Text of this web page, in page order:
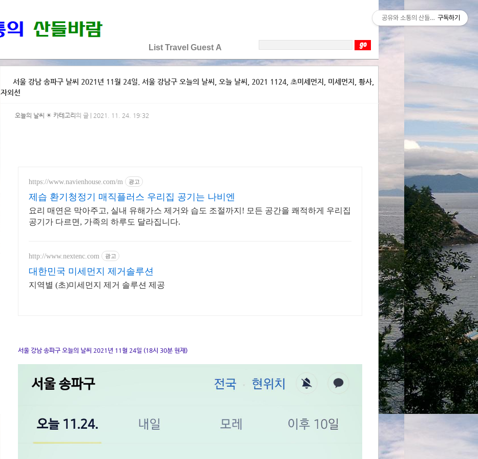
List Travel Guest A
서울 강남 송파구 날씨 2021년 11월 24일. 서울 강남구 오늘의 날씨, 오늘 날씨, 2021 1124, 초미세먼지, 미세먼지, 황사,
자외선
오늘의 날씨 ☀ 카테고리 의 글 | 2021. 11. 24. 19:32
https://www.navienhouse.com/m 광고
제습 환기청정기 매직플러스 우리집 공기는 나비엔
요리 매연은 막아주고, 실내 유해가스 제거와 습도 조절까지! 모든 공간을 쾌적하게 우리집
공기가 다르면, 가족의 하루도 달라집니다.
http://www.nextenc.com 광고
대한민국 미세먼지 제거솔루션
지역별 (초)미세먼지 제거 솔루션 제공
서울 강남 송파구 오늘의 날씨 2021년 11월 24일 (18시 30분 현재)
공유와 소통의 산들바람구독하기